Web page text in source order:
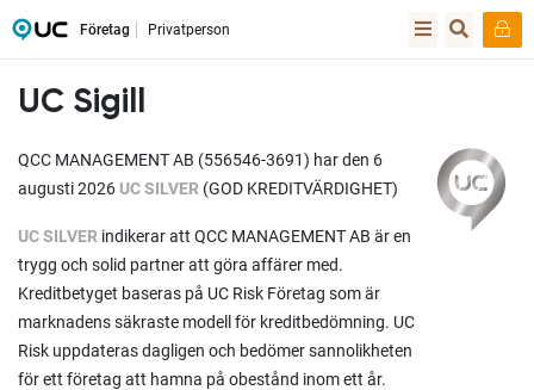
Företag Privatperson
UC Sigill
QCC MANAGEMENT AB (556546-3691) har den 6
augusti 2026 UC SILVER (GOD KREDITVÄRDIGHET)
UC SILVER indikerar att QCC MANAGEMENT AB är en
trygg och solid partner att göra affärer med.
Kreditbetyget baseras på UC Risk Företag som är
marknadens säkraste modell för kreditbedömning. UC
Risk uppdateras dagligen och bedömer sannolikheten
för ett företag att hamna på obestånd inom ett år.